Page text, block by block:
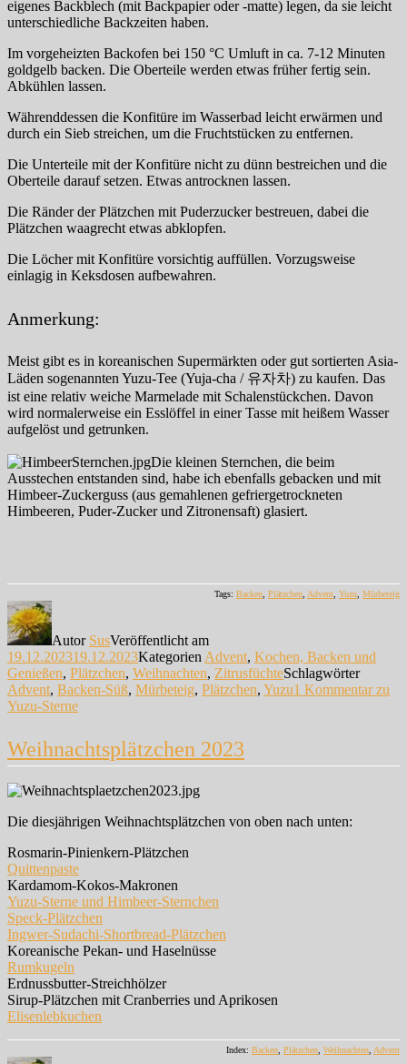
eigenes Backblech (mit Backpapier oder -matte) legen, da sie leicht
unterschiedliche Backzeiten haben.
Im vorgeheizten Backofen bei 150 °C Umluft in ca. 7-12 Minuten
goldgelb backen. Die Oberteile werden etwas früher fertig sein.
Abkühlen lassen.
Währenddessen die Konfitüre im Wasserbad leicht erwärmen und
durch ein Sieb streichen, um die Fruchtstücken zu entfernen.
Die Unterteile mit der Konfitüre nicht zu dünn bestreichen und die
Oberteile darauf setzen. Etwas antrocknen lassen.
Die Ränder der Plätzchen mit Puderzucker bestreuen, dabei die
Plätzchen waagrecht etwas abklopfen.
Die Löcher mit Konfitüre vorsichtig auffüllen. Vorzugsweise
einlagig in Keksdosen aufbewahren.
Anmerkung:
Meist gibt es in koreanischen Supermärkten oder gut sortierten Asia-
Läden sogenannten Yuzu-Tee (Yuja-cha / 유자차) zu kaufen. Das
ist eine relativ weiche Marmelade mit Schalenstückchen. Davon
wird normalerweise ein Esslöffel in einer Tasse mit heißem Wasser
aufgelöst und getrunken.
Die kleinen Sternchen, die beim
Ausstechen entstanden sind, habe ich ebenfalls gebacken und mit
Himbeer-Zuckerguss (aus gemahlenen gefriergetrockneten
Himbeeren, Puder-Zucker und Zitronensaft) glasiert.
Tags: Backen Plätzchen Advent Yuzu Mürbeteig
Autor SusVeröffentlicht am
19.12.202319.12.2023Kategorien Advent, Kochen, Backen und
Genießen, Plätzchen, Weihnachten, ZitrusfüchteSchlagwörter
Advent, Backen-Süß, Mürbeteig, Plätzchen, Yuzu1 Kommentarzu
Yuzu-Sterne
Weihnachtsplätzchen 2023
Die diesjährigen Weihnachtsplätzchen von oben nach unten:
Rosmarin-Pinienkern-Plätzchen
Quittenpaste
Kardamom-Kokos-Makronen
Yuzu-Sterne und Himbeer-Sternchen
Speck-Plätzchen
Ingwer-Sudachi-Shortbread-Plätzchen
Koreanische Pekan- und Haselnüsse
Rumkugeln
Erdnussbutter-Streichhölzer
Sirup-Plätzchen mit Cranberries und Aprikosen
Elisenlebkuchen
Index: Backen Plätzchen Weihnachten Advent